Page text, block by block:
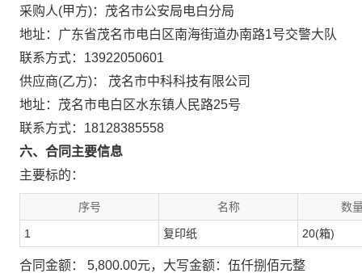
采购人(甲方)：茂名市公安局电白分局
地址：广东省茂名市电白区南海街道办南路1号交警大队
联系方式：13922050601
供应商(乙方)： 茂名市中科科技有限公司
地址：茂名市电白区水东镇人民路25号
联系方式：18128385558
六、合同主要信息
主要标的：
序号 名称 数
1 复印纸 20(箱)
合同金额： 5,800.00元，大写金额：伍仟捌佰元整